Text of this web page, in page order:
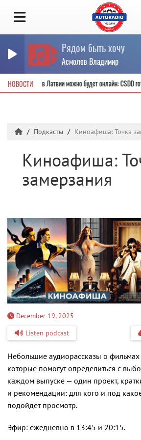
Рядом быть хочу
Асмолов Владимир
НОВОСТИправа в Латвии можно будет онлайн: CSDD
Подкасты Киноафиша: Точка
Киноафиша:
замерзания
December 19, 2025
Listen podcast
Небольшие аудиорассказы о фильмах
которые помогут определиться с
каждом выпуске — один проект,
и рекомендации: для кого и под
подойдёт просмотр.
Эфир: ежедневно в 13:45 и 20:15.